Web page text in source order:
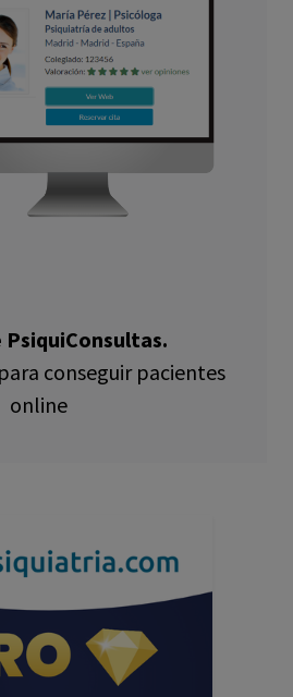
PsiquiConsultas.
conseguir pacientes
online